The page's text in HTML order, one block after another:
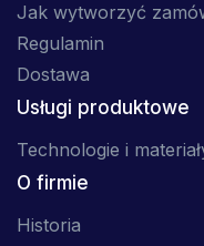
Jak wytworzyć
Regulamin
Dostawa
Usługi produktowe
Technologie i
O firmie
Historia